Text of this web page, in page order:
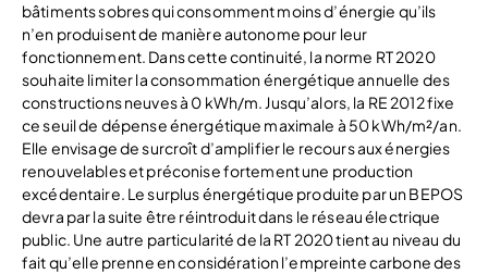
bâtiments sobres qui consomment moins d’énergie qu’ils
n’en produisent de manière autonome pour leur
fonctionnement. Dans cette continuité, la norme RT 2020
souhaite limiter la consommation énergétique annuelle des
constructions neuves à 0 kWh/m. Jusqu’alors, la RE 2012 fixe
ce seuil de dépense énergétique maximale à 50 kWh/m²/an.
Elle envisage de surcroît d’amplifier le recours aux énergies
renouvelables et préconise fortement une production
excédentaire. Le surplus énergétique produite par un BEPOS
devra par la suite être réintroduit dans le réseau électrique
public. Une autre particularité de la RT 2020 tient au niveau du
fait qu’elle prenne en considération l’empreinte carbone des